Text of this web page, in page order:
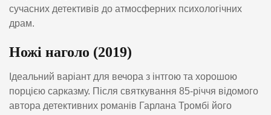
сучасних детективів до атмосферних психологічних
драм.
Ножі наголо (2019)
Ідеальний варіант для вечора з інтгою та хорошою
порцією сарказму. Після святкування 85-річчя відомого
автора детективних романів Гарлана Тромбі його